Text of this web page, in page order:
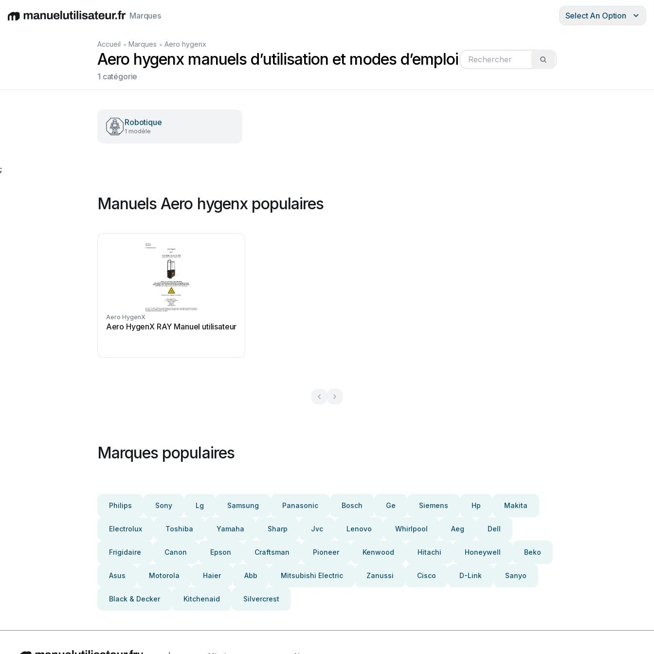
EnglishDeutschEspañolItalianoFrançais
Marques Select An Option
Accueil • Marques • Aero hygenx
Aero hygenx manuels d’utilisation et modes d’emploi
1 catégorie
Robotique
1 modèle
;
Manuels Aero hygenx populaires
Aero HygenX
Aero HygenX RAY Manuel utilisateur
Marques populaires
Philips Sony Lg Samsung Panasonic Bosch Ge Siemens Hp Makita
Electrolux Toshiba Yamaha Sharp Jvc Lenovo Whirlpool Aeg Dell
Frigidaire Canon Epson Craftsman Pioneer Kenwood Hitachi Honeywell Beko
Asus Motorola Haier Abb Mitsubishi Electric Zanussi Cisco D-Link Sanyo
Black & Decker Kitchenaid Silvercrest